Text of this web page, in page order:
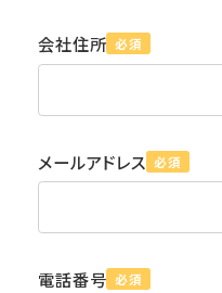
会社住所 必須
メールアドレス 必須
電話番号 必須